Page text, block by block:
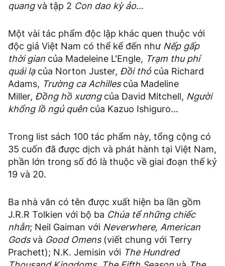
quangvà tập 2 Con dao kỳ ảo…
Một vài tác phẩm độc lập khác quen thuộc với
độc giả Việt Nam có thể kể đến như Nếp gấp
thời gian của Madeleine L'Engle, Trạm thu phí
quái lạcủa Norton Juster, Đồi thỏcủa Richard
Adams, Trường ca Achilles của Madeline
Miller, Đồng hồ xươngcủa David Mitchell, Người
khổng lồ ngủ quên của Kazuo Ishiguro...
Trong list sách 100 tác phẩm này, tổng cộng có
35 cuốn đã được dịch và phát hành tại Việt Nam,
phần lớn trong số đó là thuộc về giai đoạn thế kỷ
19 và 20.
Ba nhà văn có tên được xuất hiện ba lần gồm
J.R.R Tolkien với bộ ba Chúa tể những chiếc
nhẫn; Neil Gaiman với Neverwhere, American
Godsvà Good Omens(viết chung với Terry
Prachett); N.K. Jemisin với The Hundred